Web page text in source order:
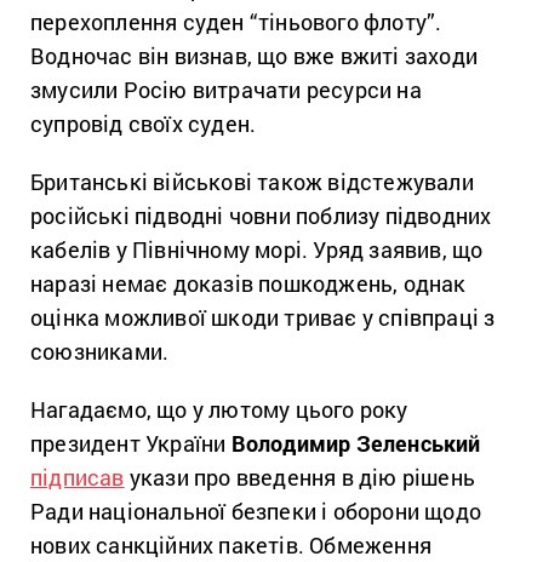
перехоплення суден “тіньового флоту”.
Водночас він визнав, що вже вжиті заходи
змусили Росію витрачати ресурси на
супровід своїх суден.
Британські військові також відстежували
російські підводні човни поблизу підводних
кабелів у Північному морі. Уряд заявив, що
наразі немає доказів пошкоджень, однак
оцінка можливої шкоди триває у співпраці з
союзниками.
Нагадаємо, що у лютому цього року
президент України Володимир Зеленський
підписав укази про введення в дію рішень
Ради національної безпеки і оборони щодо
нових санкційних пакетів. Обмеження